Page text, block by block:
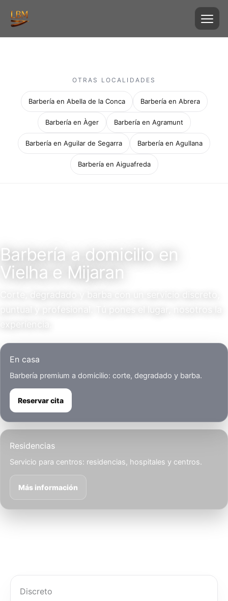
OTRAS LOCALIDADES
Barbería en Abella de la Conca Barbería en Abrera
Barbería en Àger Barbería en Agramunt
Barbería en Aguilar de Segarra Barbería en Agullana
Barbería en Aiguafreda
Barbería a domicilio en
Vielha e Mijaran
Corte, degradado y barba con un servicio discreto,
puntual y profesional. Tú pones el lugar, nosotros la
En casa
Barbería premium a domicilio: corte, degradado y barba.
Reservar cita
Residencias
Servicio para centros: residencias, hospitales y centros.
Más información
Discreto